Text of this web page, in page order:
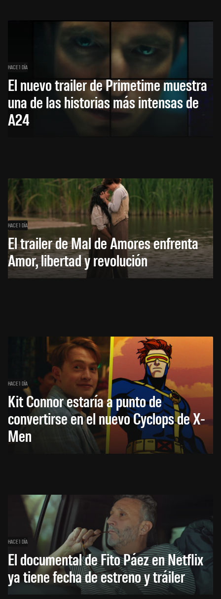
HACE 1 DÍA
El nuevo trailer de Primetime muestra
una de las historias más intensas de
A24
HACE 1 DÍA
El trailer de Mal de Amores enfrenta
Amor, libertad y revolución
HACE 1 DÍA
Kit Connor estaría a punto de
convertirse en el nuevo Cyclops de X-
Men
HACE 1 DÍA
El documental de Fito Páez en Netflix
ya tiene fecha de estreno y tráiler